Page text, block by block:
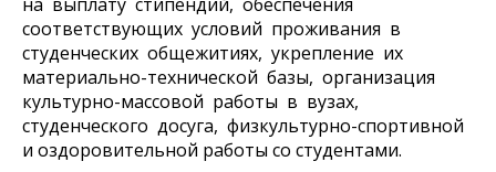
соответствующих условий проживания в
студенческих общежитиях, укрепление их
материально-технической базы, организация
культурно-массовой работы в вузах,
студенческого досуга, физкультурно-спортивной
и оздоровительной работы со студентами.